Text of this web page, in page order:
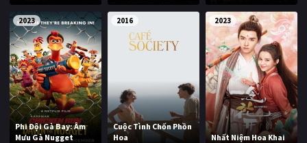
2023
Phi Đội Gà Bay: Âm
Mưu Gà Nugget
2016
Cuộc Tình Chốn Phồn
Hoa
2023
Nhất Niệm Hoa Khai